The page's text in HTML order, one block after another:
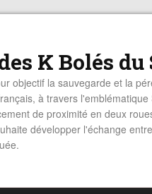
K Bolés du
objectif la sauvegarde et la
à travers
de proximité en deux
développer l'échange